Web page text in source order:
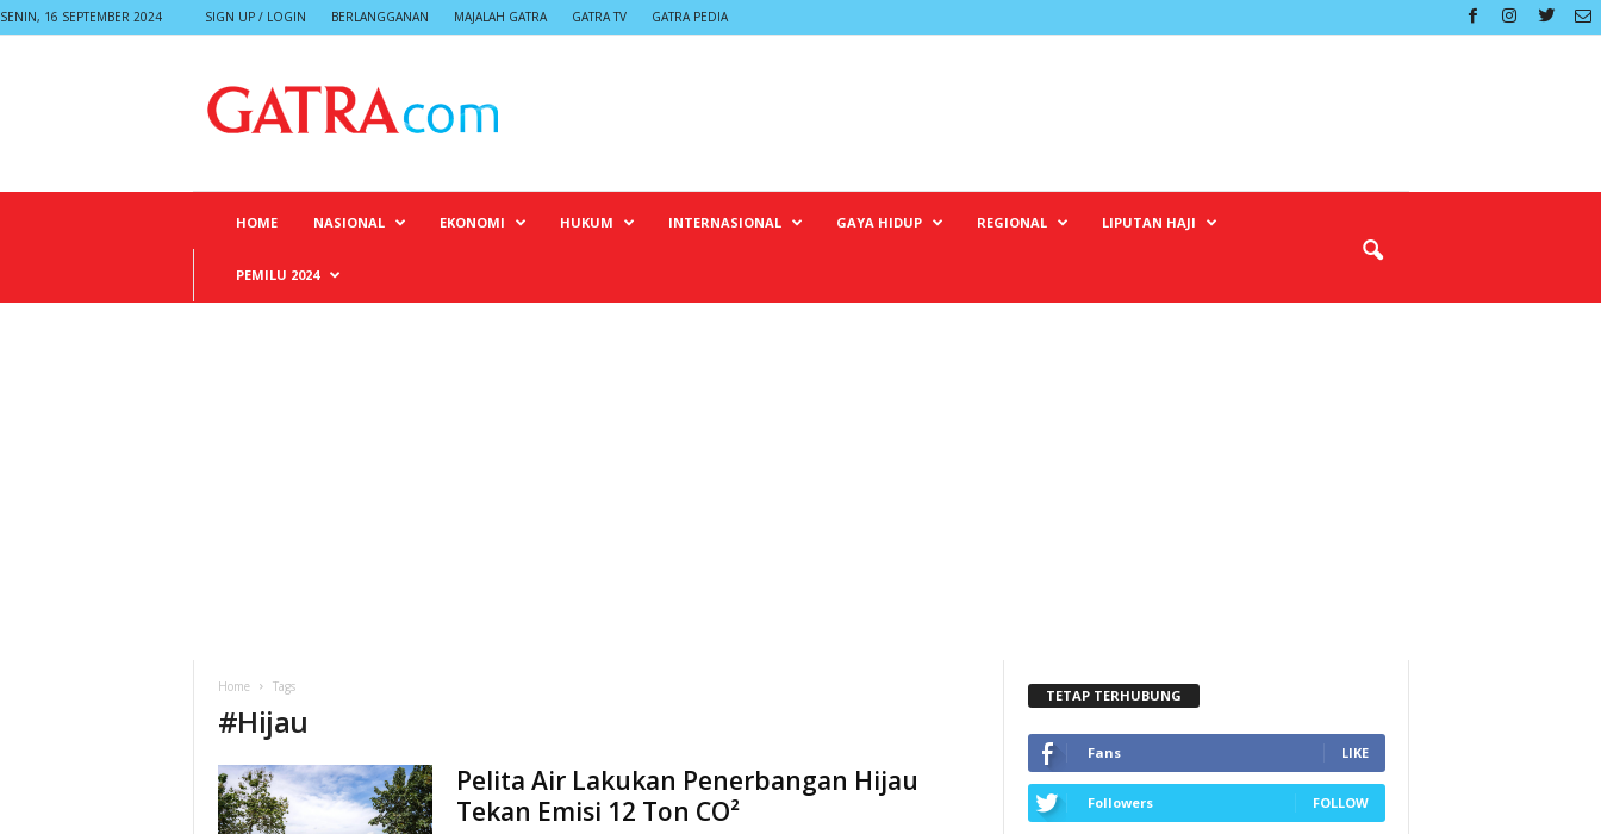
SENIN, 16 SEPTEMBER 2024 SIGN UP / LOGIN BERLANGGANAN MAJALAH GATRA GATRA TV GATRA PEDIA
HOME NASIONAL EKONOMI HUKUM INTERNASIONAL GAYA HIDUP REGIONAL LIPUTAN HAJI
PEMILU 2024
Home Tags
#Hijau
Pelita Air Lakukan Penerbangan Hijau
Tekan Emisi 12 Ton CO²
TETAP TERHUBUNG
Fans LIKE
Followers FOLLOW